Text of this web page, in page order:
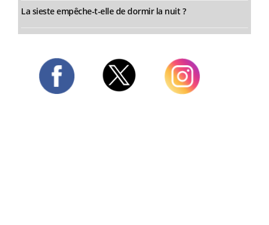
La sieste empêche-t-elle de dormir la nuit ?